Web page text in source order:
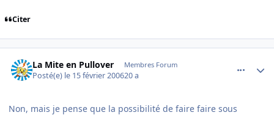
Citer
La Mite en Pullover Membres Forum
Posté(e) le 15 février 200620 a
Non, mais je pense que la possibilité de faire faire sous